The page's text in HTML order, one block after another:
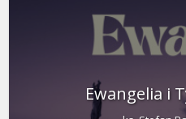
Ewangelia i